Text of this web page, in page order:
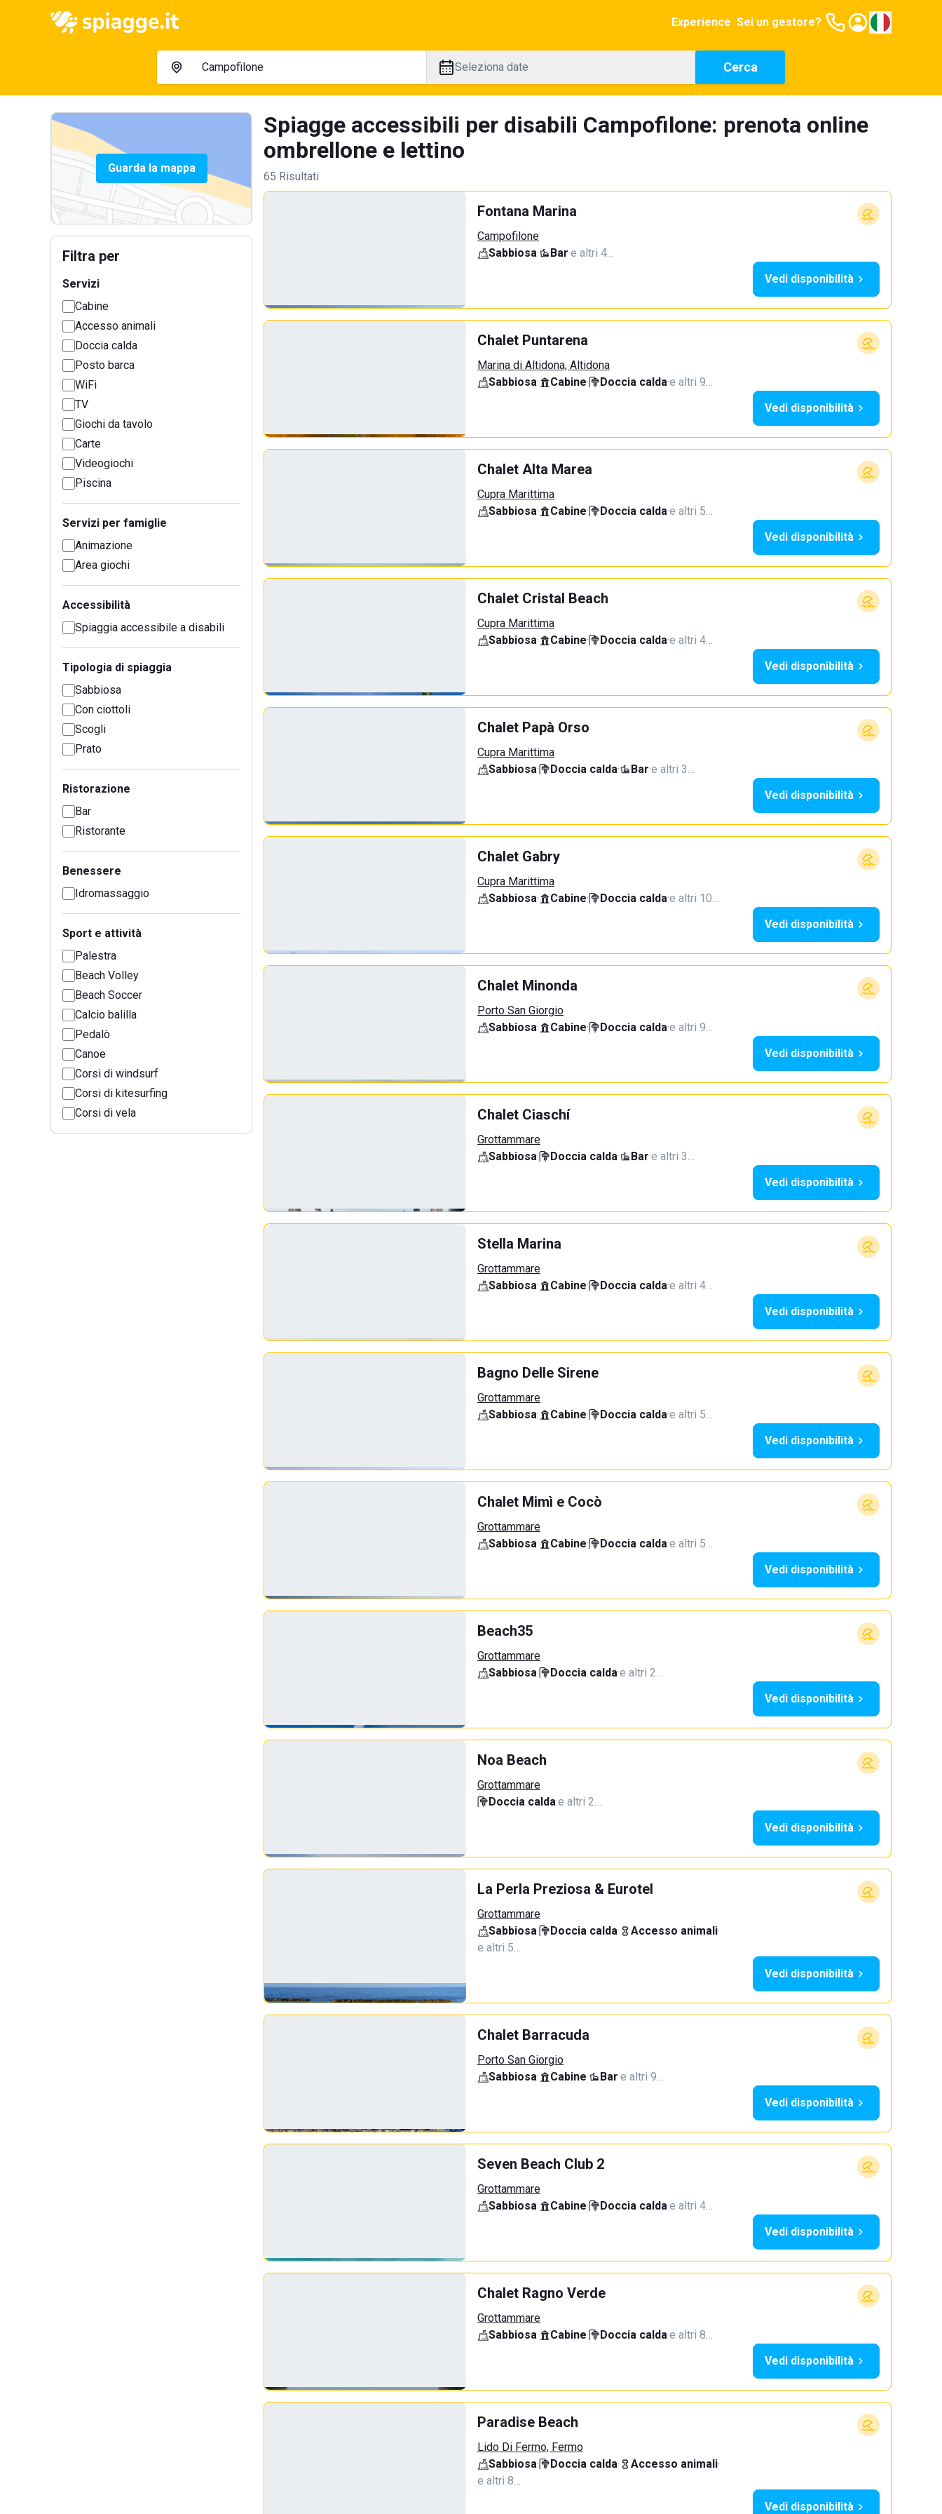
Experience Sei un gestore?
Seleziona date Cerca
Guarda la mappa
Filtra per
Servizi
Cabine
Accesso animali
Doccia calda
Posto barca
WiFi
TV
Giochi da tavolo
Carte
Videogiochi
Piscina
Servizi per famiglie
Animazione
Area giochi
Accessibilità
Spiaggia accessibile a disabili
Tipologia di spiaggia
Sabbiosa
Con ciottoli
Scogli
Prato
Ristorazione
Bar
Ristorante
Benessere
Idromassaggio
Sport e attività
Palestra
Beach Volley
Beach Soccer
Calcio balilla
Pedalò
Canoe
Corsi di windsurf
Corsi di kitesurfing
Corsi di vela
Spiagge accessibili per disabili Campofilone: prenota online
ombrellone e lettino
65 Risultati
Fontana Marina
Campofilone
Sabbiosa· Bar·e altri 4…
Vedi disponibilità
Chalet Puntarena
Marina di Altidona, Altidona
Sabbiosa· Cabine· Doccia calda·e altri 9…
Vedi disponibilità
Chalet Alta Marea
Cupra Marittima
Sabbiosa· Cabine· Doccia calda·e altri 5…
Vedi disponibilità
Chalet Cristal Beach
Cupra Marittima
Sabbiosa· Cabine· Doccia calda·e altri 4…
Vedi disponibilità
Chalet Papà Orso
Cupra Marittima
Sabbiosa· Doccia calda· Bar·e altri 3…
Vedi disponibilità
Chalet Gabry
Cupra Marittima
Sabbiosa· Cabine· Doccia calda·e altri 10…
Vedi disponibilità
Chalet Minonda
Porto San Giorgio
Sabbiosa· Cabine· Doccia calda·e altri 9…
Vedi disponibilità
Chalet Ciaschí
Grottammare
Sabbiosa· Doccia calda· Bar·e altri 3…
Vedi disponibilità
Stella Marina
Grottammare
Sabbiosa· Cabine· Doccia calda·e altri 4…
Vedi disponibilità
Bagno Delle Sirene
Grottammare
Sabbiosa· Cabine· Doccia calda·e altri 5…
Vedi disponibilità
Chalet Mimì e Cocò
Grottammare
Sabbiosa· Cabine· Doccia calda·e altri 5…
Vedi disponibilità
Beach35
Grottammare
Sabbiosa· Doccia calda·e altri 2…
Vedi disponibilità
Noa Beach
Grottammare
Doccia calda·e altri 2…
Vedi disponibilità
La Perla Preziosa & Eurotel
Grottammare
Sabbiosa· Doccia calda· Accesso animali·
e altri 5…
Vedi disponibilità
Chalet Barracuda
Porto San Giorgio
Sabbiosa· Cabine· Bar·e altri 9…
Vedi disponibilità
Seven Beach Club 2
Grottammare
Sabbiosa· Cabine· Doccia calda·e altri 4…
Vedi disponibilità
Chalet Ragno Verde
Grottammare
Sabbiosa· Cabine· Doccia calda·e altri 8…
Vedi disponibilità
Paradise Beach
Lido Di Fermo, Fermo
Sabbiosa· Doccia calda· Accesso animali·
e altri 8…
Vedi disponibilità